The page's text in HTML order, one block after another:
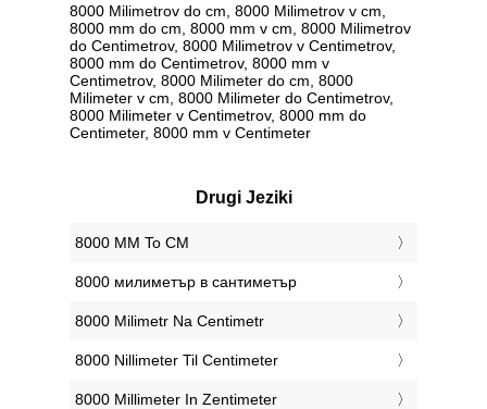
8000 Milimetrov do cm, 8000 Milimetrov v cm,
8000 mm do cm, 8000 mm v cm, 8000 Milimetrov
do Centimetrov, 8000 Milimetrov v Centimetrov,
8000 mm do Centimetrov, 8000 mm v
Centimetrov, 8000 Milimeter do cm, 8000
Milimeter v cm, 8000 Milimeter do Centimetrov,
8000 Milimeter v Centimetrov, 8000 mm do
Centimeter, 8000 mm v Centimeter
Drugi Jeziki
‎8000 MM To CM
‎8000 милиметър в сантиметър
‎8000 Milimetr Na Centimetr
‎8000 Nillimeter Til Centimeter
‎8000 Millimeter In Zentimeter